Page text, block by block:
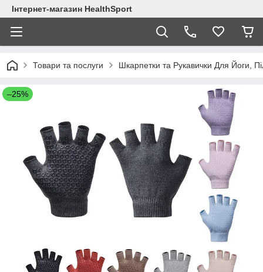
Інтернет-магазин HealthSport
Товари та послуги Шкарпетки та Рукавички Для Йоги,
–25%